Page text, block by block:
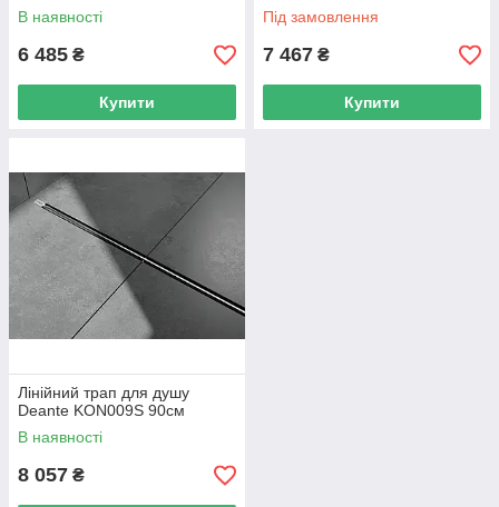
В наявності
6 485 ₴
Купити
Під замовлення
7 467 ₴
Купити
Лінійний трап для душу
Deante KON009S 90см
В наявності
8 057 ₴